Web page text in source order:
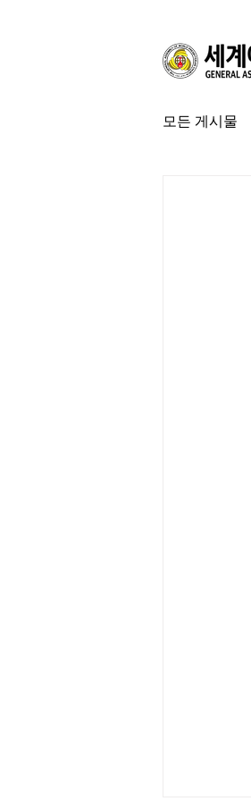
모든 게시물